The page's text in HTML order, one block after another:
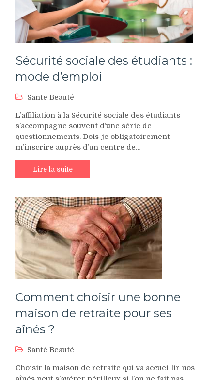
Sécurité sociale des étudiants :
mode d’emploi
Santé Beauté
L’affiliation à la Sécurité sociale des étudiants
s’accompagne souvent d’une série de
questionnements. Dois-je obligatoirement
m’inscrire auprès d’un centre de…
Lire la suite
Comment choisir une bonne
maison de retraite pour ses
aînés ?
Santé Beauté
Choisir la maison de retraite qui va accueillir nos